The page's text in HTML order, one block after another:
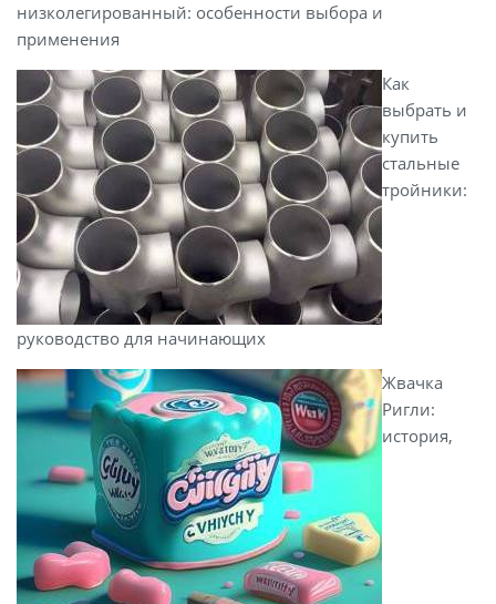
низколегированный: особенности выбора и
применения
Как
выбрать и
купить
стальные
тройники:
руководство для начинающих
Жвачка
Ригли:
история,